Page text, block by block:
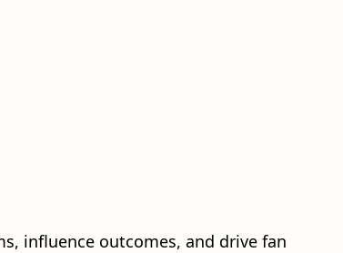
influence outcomes, and drive fan